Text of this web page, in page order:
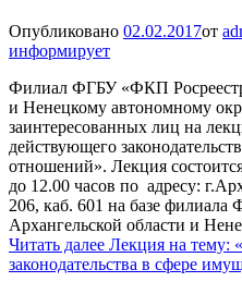
Опубликовано 02.02.2017от
информирует
Филиал ФГБУ «ФКП
и Ненецкому автономному
заинтересованных лиц на
действующего
отношений». Лекция
до 12.00 часов по адресу:
206, каб. 601 на базе
Архангельской области и
Читать далее Лекция на тему:
законодательства в сфере